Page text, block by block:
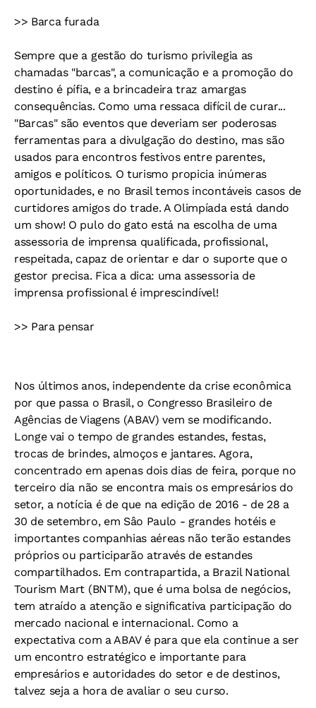
>> Barca furada
Sempre que a gestão do turismo privilegia as
chamadas "barcas", a comunicação e a promoção do
destino é pífia, e a brincadeira traz amargas
consequências. Como uma ressaca difícil de curar...
"Barcas" são eventos que deveriam ser poderosas
ferramentas para a divulgação do destino, mas são
usados para encontros festivos entre parentes,
amigos e políticos. O turismo propicia inúmeras
oportunidades, e no Brasil temos incontáveis casos de
curtidores amigos do trade. A Olimpíada está dando
um show! O pulo do gato está na escolha de uma
assessoria de imprensa qualificada, profissional,
respeitada, capaz de orientar e dar o suporte que o
gestor precisa. Fica a dica: uma assessoria de
imprensa profissional é imprescindível!
>> Para pensar
Nos últimos anos, independente da crise econômica
por que passa o Brasil, o Congresso Brasileiro de
Agências de Viagens (ABAV) vem se modificando.
Longe vai o tempo de grandes estandes, festas,
trocas de brindes, almoços e jantares. Agora,
concentrado em apenas dois dias de feira, porque no
terceiro dia não se encontra mais os empresários do
setor, a notícia é de que na edição de 2016 - de 28 a
30 de setembro, em Sâo Paulo - grandes hotéis e
importantes companhias aéreas não terão estandes
próprios ou participarão através de estandes
compartilhados. Em contrapartida, a Brazil National
Tourism Mart (BNTM), que é uma bolsa de negócios,
tem atraído a atenção e significativa participação do
mercado nacional e internacional. Como a
expectativa com a ABAV é para que ela continue a ser
um encontro estratégico e importante para
empresários e autoridades do setor e de destinos,
talvez seja a hora de avaliar o seu curso.